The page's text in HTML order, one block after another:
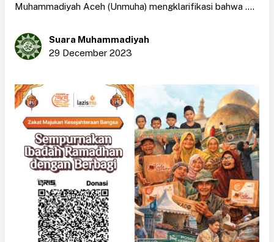
Muhammadiyah Aceh (Unmuha) mengklarifikasi bahwa ....
Suara Muhammadiyah
29 December 2023